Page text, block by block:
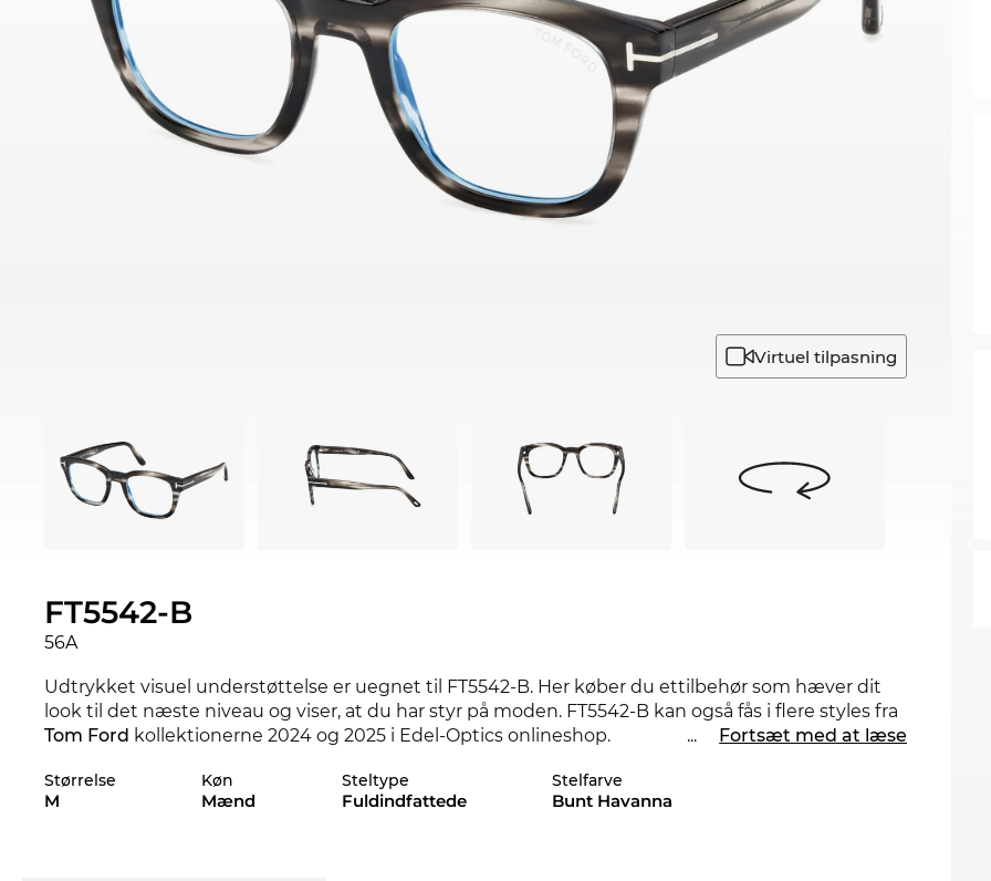
Virtuel tilpasning
FT5542-B
56A
Udtrykket visuel understøttelse er uegnet til FT5542-B. Her køber du ettilbehør som hæver dit
look til det næste niveau og viser, at du har styr på moden. FT5542-B kan også fås i flere styles fra
Tom Ford kollektionerne 2024 og 2025 i Edel-Optics onlineshop.
Stellet er specielt designet til til mænd. Med dets rene linjer mødes Newsschool og Cool med en
traditionel kvalitet.
... Fortsæt med at læse
Størrelse
M
Køn
Mænd
Steltype
Fuldindfattede
Stelfarve
Bunt Havanna